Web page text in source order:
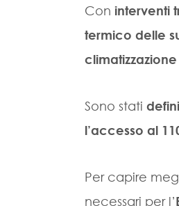
Con interventi
termico delle
Sono stati
l’accesso al
Per capire
necessari per l’